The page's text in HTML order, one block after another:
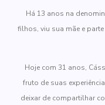
Há 13 anos na
filhos, viu sua mãe e
Hoje com 31 anos,
fruto de suas
deixar de compartilhar